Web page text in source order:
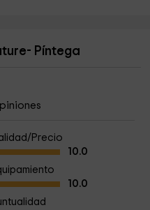
Píntega
Precio
10.0
10.0